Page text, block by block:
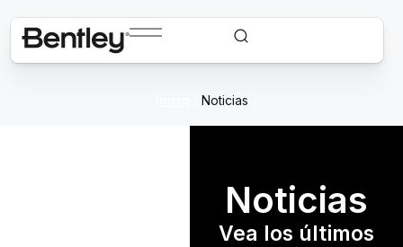
Noticias
Noticias
Vea los últimos